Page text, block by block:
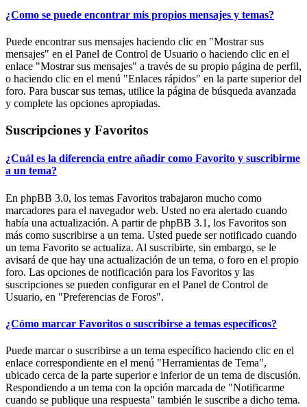
¿Como se puede encontrar mis propios mensajes y temas?
Puede encontrar sus mensajes haciendo clic en "Mostrar sus
mensajes" en el Panel de Control de Usuario o haciendo clic en el
enlace "Mostrar sus mensajes" a través de su propio página de perfil,
o haciendo clic en el menú "Enlaces rápidos" en la parte superior del
foro. Para buscar sus temas, utilice la página de búsqueda avanzada
y complete las opciones apropiadas.
Suscripciones y Favoritos
¿Cuál es la diferencia entre añadir como Favorito y suscribirme
a un tema?
En phpBB 3.0, los temas Favoritos trabajaron mucho como
marcadores para el navegador web. Usted no era alertado cuando
había una actualización. A partir de phpBB 3.1, los Favoritos son
más como suscribirse a un tema. Usted puede ser notificado cuando
un tema Favorito se actualiza. Al suscribirte, sin embargo, se le
avisará de que hay una actualización de un tema, o foro en el propio
foro. Las opciones de notificación para los Favoritos y las
suscripciones se pueden configurar en el Panel de Control de
Usuario, en "Preferencias de Foros".
¿Cómo marcar Favoritos o suscribirse a temas específicos?
Puede marcar o suscribirse a un tema específico haciendo clic en el
enlace correspondiente en el menú "Herramientas de Tema",
ubicado cerca de la parte superior e inferior de un tema de discusión.
Respondiendo a un tema con la opción marcada de "Notificarme
cuando se publique una respuesta" también le suscribe a dicho tema.